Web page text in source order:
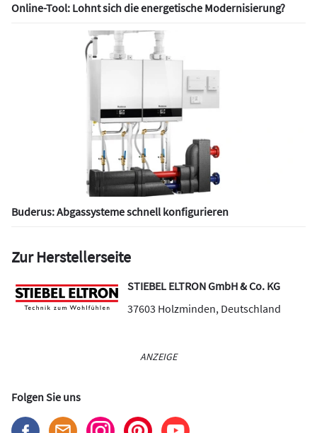
Online-Tool: Lohnt sich die energetische Modernisierung?
Buderus: Abgassysteme schnell konfigurieren
Zur Herstellerseite
STIEBEL ELTRON GmbH & Co. KG
37603 Holzminden, Deutschland
ANZEIGE
Folgen Sie uns